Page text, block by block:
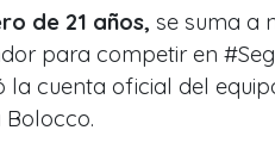
de 21 años, se suma a
para competir en
la cuenta oficial del
Bolocco.